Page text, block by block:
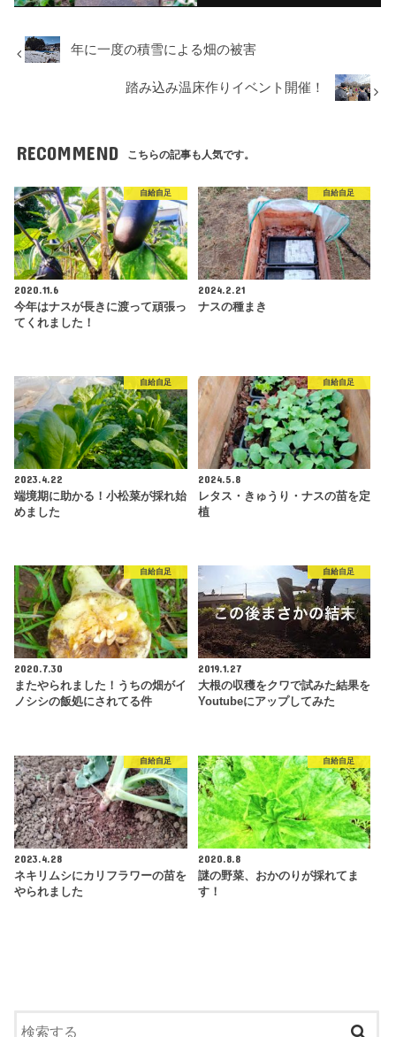
年に一度の積雪による畑の被害
踏み込み温床作りイベント開催！
RECOMMEND こちらの記事も人気です。
自給自足
2020.11.6
今年はナスが長きに渡って頑張っ
てくれました！
自給自足
2024.2.21
ナスの種まき
自給自足
2023.4.22
端境期に助かる！小松菜が採れ始
めました
自給自足
2024.5.8
レタス・きゅうり・ナスの苗を定
植
自給自足
2020.7.30
またやられました！うちの畑がイ
ノシシの飯処にされてる件
自給自足
2019.1.27
大根の収穫をクワで試みた結果を
Youtubeにアップしてみた
自給自足
2023.4.28
ネキリムシにカリフラワーの苗を
やられました
自給自足
2020.8.8
謎の野菜、おかのりが採れてま
す！